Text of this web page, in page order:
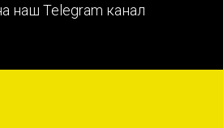
наш Telegram канал